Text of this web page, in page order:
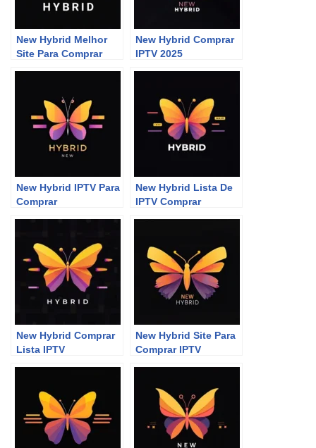
New Hybrid Melhor
Site Para Comprar
New Hybrid Comprar
IPTV 2025
New Hybrid IPTV Para
Comprar
New Hybrid Lista De
IPTV Comprar
New Hybrid Comprar
Lista IPTV
New Hybrid Site Para
Comprar IPTV